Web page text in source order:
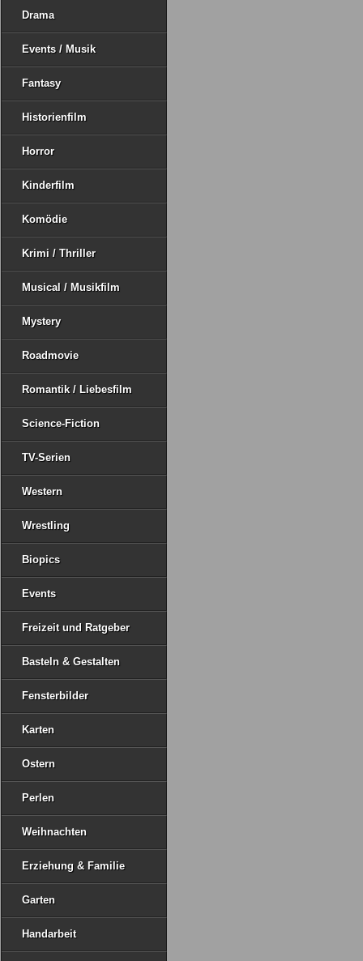
Drama
Events / Musik
Fantasy
Historienfilm
Horror
Kinderfilm
Komödie
Krimi / Thriller
Musical / Musikfilm
Mystery
Roadmovie
Romantik / Liebesfilm
Science-Fiction
TV-Serien
Western
Wrestling
Biopics
Events
Freizeit und Ratgeber
Basteln & Gestalten
Fensterbilder
Karten
Ostern
Perlen
Weihnachten
Erziehung & Familie
Garten
Handarbeit